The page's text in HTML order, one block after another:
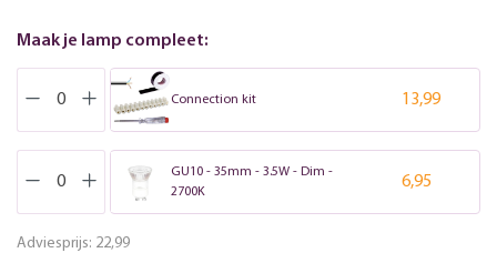
Maak je lamp compleet:
Connection kit 13,99
GU10 - 35mm - 3.5W - Dim -
2700K
6,95
Adviesprijs: 22,99